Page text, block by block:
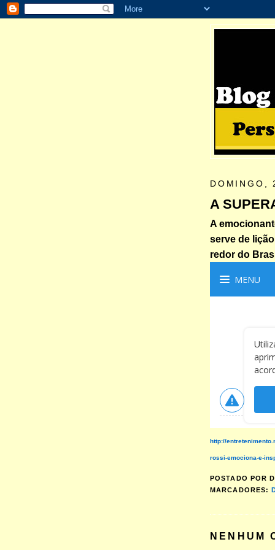
DOMINGO,
A
A
serve de
redor do
http://
rossi-emociona-e-
POSTADO POR
MARCADORES:
NENHUM